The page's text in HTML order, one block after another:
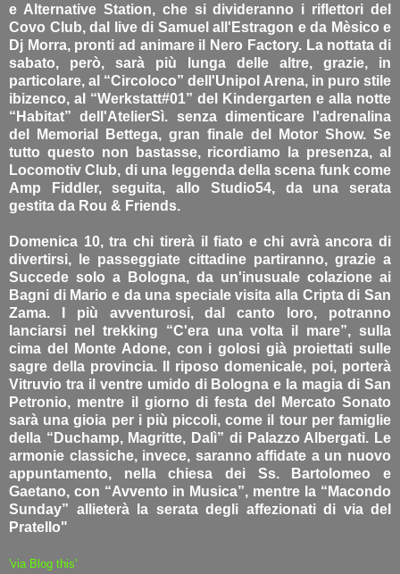
e Alternative Station, che si divideranno i riflettori del
Covo Club, dal live di Samuel all'Estragon e da Mèsico e
Dj Morra, pronti ad animare il Nero Factory. La nottata di
sabato, però, sarà più lunga delle altre, grazie, in
particolare, al “Circoloco” dell'Unipol Arena, in puro stile
ibizenco, al “Werkstatt#01” del Kindergarten e alla notte
“Habitat” dell'AtelierSì. senza dimenticare l'adrenalina
del Memorial Bettega, gran finale del Motor Show. Se
tutto questo non bastasse, ricordiamo la presenza, al
Locomotiv Club, di una leggenda della scena funk come
Amp Fiddler, seguita, allo Studio54, da una serata
gestita da Rou & Friends.
Domenica 10, tra chi tirerà il fiato e chi avrà ancora di
divertirsi, le passeggiate cittadine partiranno, grazie a
Succede solo a Bologna, da un'inusuale colazione ai
Bagni di Mario e da una speciale visita alla Cripta di San
Zama. I più avventurosi, dal canto loro, potranno
lanciarsi nel trekking “C'era una volta il mare”, sulla
cima del Monte Adone, con i golosi già proiettati sulle
sagre della provincia. Il riposo domenicale, poi, porterà
Vitruvio tra il ventre umido di Bologna e la magia di San
Petronio, mentre il giorno di festa del Mercato Sonato
sarà una gioia per i più piccoli, come il tour per famiglie
della “Duchamp, Magritte, Dalì” di Palazzo Albergati. Le
armonie classiche, invece, saranno affidate a un nuovo
appuntamento, nella chiesa dei Ss. Bartolomeo e
Gaetano, con “Avvento in Musica”, mentre la “Macondo
Sunday” allieterà la serata degli affezionati di via del
Pratello"
'via Blog this'